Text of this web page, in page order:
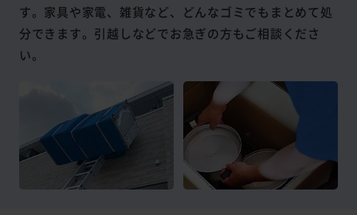
す。家具や家電、雑貨など、どんなゴミでもまとめて処
分できます。引越しなどでお急ぎの方もご相談くださ
い。